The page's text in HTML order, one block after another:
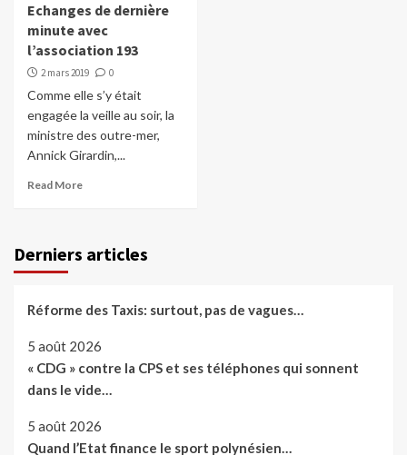
Echanges de dernière
minute avec
l’association 193
2 mars 2019 0
Comme elle s’y était
engagée la veille au soir, la
ministre des outre-mer,
Annick Girardin,...
Read More
Derniers articles
Réforme des Taxis: surtout, pas de vagues…
5 août 2026
« CDG » contre la CPS et ses téléphones qui sonnent
dans le vide…
5 août 2026
Quand l’Etat finance le sport polynésien…